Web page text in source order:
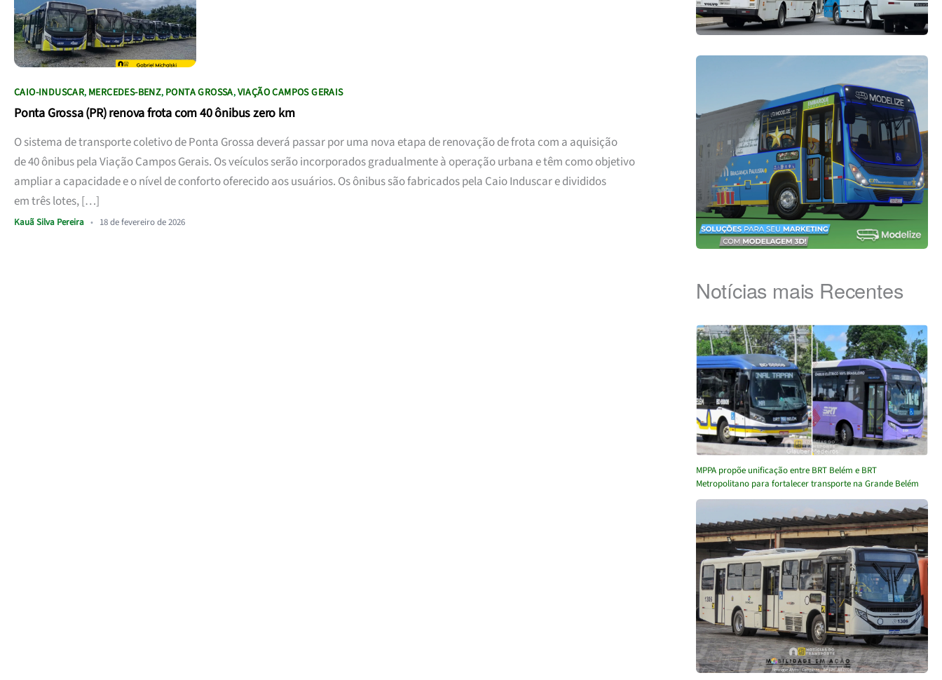
CAIO-INDUSCAR, MERCEDES-BENZ, PONTA GROSSA,VIAÇÃO CAMPOS GERAIS
Ponta Grossa (PR) renova frota com 40 ônibus zero km
O sistema de transporte coletivo de Ponta Grossa deverá passar por uma nova etapa de renovação de frota com a aquisição
de 40 ônibus pela Viação Campos Gerais. Os veículos serão incorporados gradualmente à operação urbana e têm como objetivo
ampliar a capacidade e o nível de conforto oferecido aos usuários. Os ônibus são fabricados pela Caio Induscar e divididos
em três lotes, […]
Kauã Silva Pereira • 18 de fevereiro de 2026
Notícias mais Recentes
MPPA propõe unificação entre BRT Belém e BRT
Metropolitano para fortalecer transporte na Grande Belém